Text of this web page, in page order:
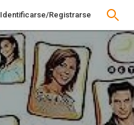
Identificarse/Registrarse